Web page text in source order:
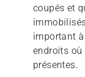
coupés et
important
endroits où
présentes.